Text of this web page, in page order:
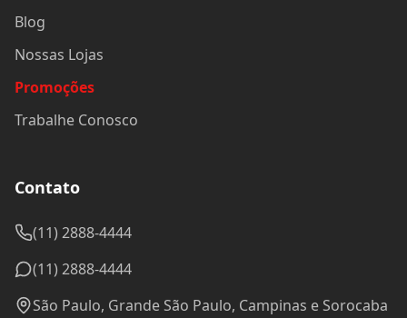
Blog
Nossas Lojas
Promoções
Trabalhe Conosco
Contato
(11) 2888-4444
(11) 2888-4444
São Paulo, Grande São Paulo, Campinas e Sorocaba